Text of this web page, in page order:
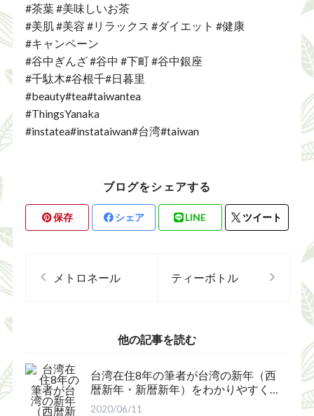
#茶葉 #美味しいお茶
#美肌 #美容 #リラックス #ダイエット #健康
#キャンペーン
#谷中ぎんざ #谷中 #下町 #谷中銀座
#千駄木#谷根千#日暮里
#beauty#tea#taiwantea
#ThingsYanaka
#instatea#instataiwan#台湾#taiwan
ブログをシェアする
保存 シェア LINE ツイート
メトロネール ティーボトル
他の記事を読む
台湾在住8年の筆者が台湾の新年（西
暦新年・新暦新年）をわかりやすく
解説
2020/06/11